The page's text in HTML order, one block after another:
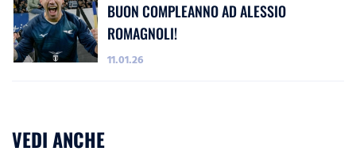
BUON COMPLEANNO AD ALESSIO
ROMAGNOLI!
11.01.26
VEDI ANCHE